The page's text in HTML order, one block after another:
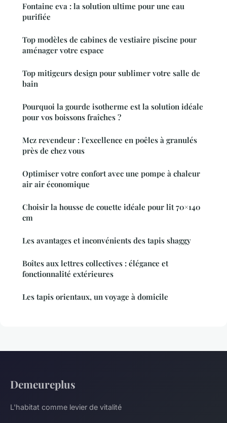
Fontaine eva : la solution ultime pour une eau
purifiée
Top modèles de cabines de vestiaire piscine pour
aménager votre espace
Top mitigeurs design pour sublimer votre salle de
bain
Pourquoi la gourde isotherme est la solution idéale
pour vos boissons fraîches ?
Mcz revendeur : l'excellence en poêles à granulés
près de chez vous
Optimiser votre confort avec une pompe à chaleur
air air économique
Choisir la housse de couette idéale pour lit 70×140
cm
Les avantages et inconvénients des tapis shaggy
Boîtes aux lettres collectives : élégance et
fonctionnalité extérieures
Les tapis orientaux, un voyage à domicile
Demeureplus
L'habitat comme levier de vitalité